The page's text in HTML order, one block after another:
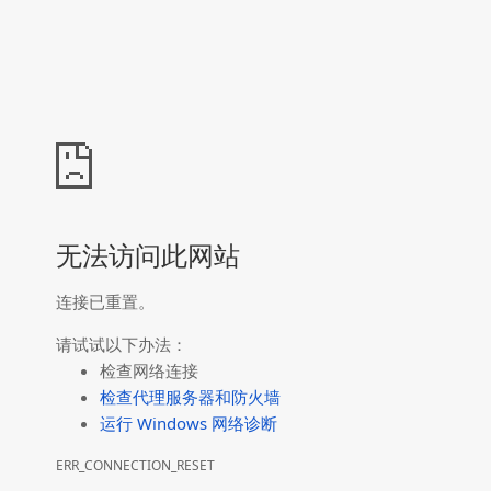
无法访问此网站
连接已重置。
请试试以下办法：
检查网络连接
检查代理服务器和防火墙
运行 Windows 网络诊断
ERR_CONNECTION_RESET